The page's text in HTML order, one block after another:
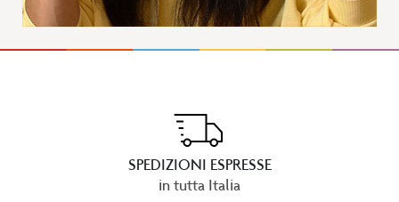
SPEDIZIONI ESPRESSE
in tutta Italia